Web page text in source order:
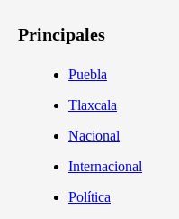
Principales
Puebla
Tlaxcala
Nacional
Internacional
Política